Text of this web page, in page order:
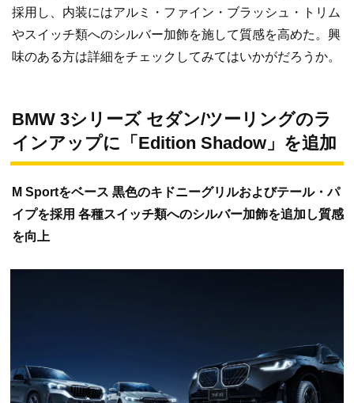
採用し、内装にはアルミ・ファイン・ブラッシュ・トリム
やスイッチ類へのシルバー加飾を施して質感を高めた。興
味のある方は詳細をチェックしてみてはいかがだろうか。
BMW 3シリーズ セダン/ツーリングのラ
インアップに「Edition Shadow」を追加
M Sportをベース 黒色のキドニーグリルおよびテール・パ
イプを採用 各種スイッチ類へのシルバー加飾を追加し質感
を向上